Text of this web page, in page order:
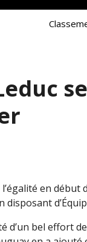
en
disposant
d’un bel effort